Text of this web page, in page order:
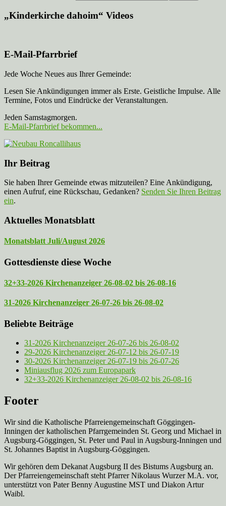
„Kinderkirche dahoim“ Videos
E-Mail-Pfarrbrief
Jede Woche Neues aus Ihrer Gemeinde:
Lesen Sie Ankündigungen immer als Erste. Geistliche Impulse. Alle
Termine, Fotos und Eindrücke der Veranstaltungen.
Jeden Samstagmorgen.
E-Mail-Pfarrbrief bekommen...
Ihr Beitrag
Sie haben Ihrer Gemeinde etwas mitzuteilen? Eine Ankündigung,
einen Aufruf, eine Rückschau, Gedanken? Senden Sie Ihren Beitrag
ein.
Aktuelles Monatsblatt
Monatsblatt Juli/August 2026
Gottesdienste diese Woche
32+33-2026 Kirchenanzeiger 26-08-02 bis 26-08-16
31-2026 Kirchenanzeiger 26-07-26 bis 26-08-02
Beliebte Beiträge
31-2026 Kirchenanzeiger 26-07-26 bis 26-08-02
29-2026 Kirchenanzeiger 26-07-12 bis 26-07-19
30-2026 Kirchenanzeiger 26-07-19 bis 26-07-26
Miniausflug 2026 zum Europapark
32+33-2026 Kirchenanzeiger 26-08-02 bis 26-08-16
Footer
Wir sind die Katholische Pfarreien­gemeinschaft Göggingen-
Inningen der katholischen Pfarrgemeinden St. Georg und Michael in
Augsburg-Göggingen, St. Peter und Paul in Augsburg-Inningen und
St. Johannes Baptist in Augsburg-Göggingen.
Wir gehören dem Dekanat Augsburg II des Bistums Augsburg an.
Der Pfarreien­gemeinschaft steht Pfarrer Nikolaus Wurzer M.A. vor,
unterstützt von Pater Benny Augustine MST und Diakon Artur
Waibl.